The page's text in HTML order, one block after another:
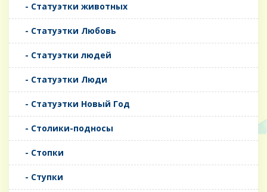
- Статуэтки животных
- Статуэтки Любовь
- Статуэтки людей
- Статуэтки Люди
- Статуэтки Новый Год
- Столики-подносы
- Стопки
- Ступки